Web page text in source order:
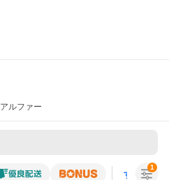
アルファー
すべての条
1